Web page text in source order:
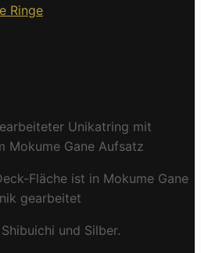
Ringe
Unikatring mit
Mokume Gane Aufsatz
Fläche ist in Mokume Gane
gearbeitet
und Silber.